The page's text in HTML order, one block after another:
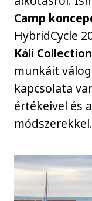
Camp
HybridCycle
Káli
munkáit
kapcsolata
értékeivel és
módszerekkel.